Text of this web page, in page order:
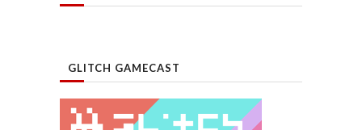
GLITCH GAMECAST